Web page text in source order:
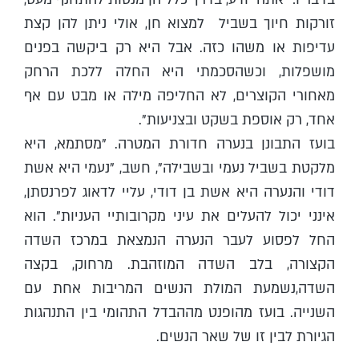
זורקות חיוך בשביל למצוא חן, אולי ניתן להן קצת
עדיפות או משהו כזה. אבל היא רק ביקשה בפנים
מושפלות, וכשהסכמתי היא החלה ללכת הרחק
מאחורי הקוצרים, לא החליפה מילה או מבט עם אף
אחד, רק אוספת בשקט ובצניעות".
בועז התבונן בנערה חדורת המטרה. "מסתמא, היא
מלקטת בשביל נעמי ובשבילה", חשב, "נעמי היא אשת
דודי והנערה היא אשת בן דודי, עליי לדאוג לפרנסתן,
אינני יכול להעלים את עיני מקרובותיי העניות". הוא
החל לפסוע לעבר הנערה הנמצאת במרכז השדה
הקצורה, בלב השדה המוזהבת. מרחוק, בקצה
השדה,נשמעת המולת הנשים המריבות אחת עם
השנייה. בועז מהופנט מההבדל התהומי בין התנהגות
הגיורת לבין זו של שאר הנשים.